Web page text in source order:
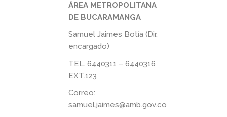
ÁREA METROPOLITANA
DE BUCARAMANGA
Samuel Jaimes Botía (Dir.
encargado)
TEL. 6440311 – 6440316
EXT.123
Correo:
samuel.jaimes@amb.gov.co